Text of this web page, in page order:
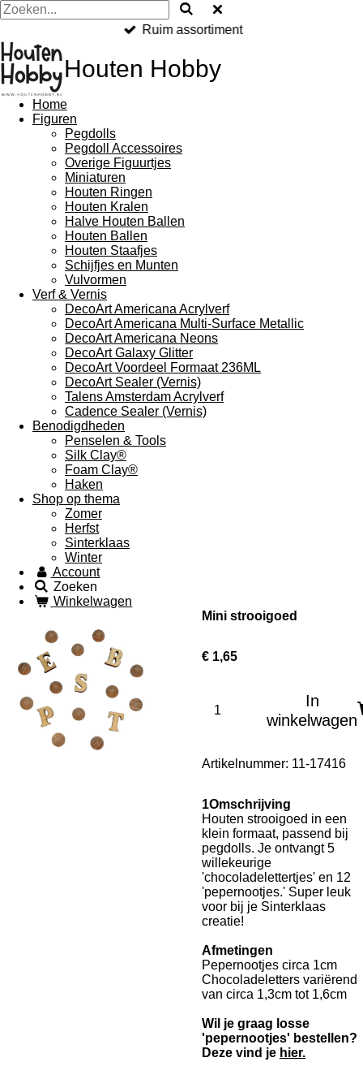
Ruim assortiment
Houten Hobby
Home
Figuren
Pegdolls
Pegdoll Accessoires
Overige Figuurtjes
Miniaturen
Houten Ringen
Houten Kralen
Halve Houten Ballen
Houten Ballen
Houten Staafjes
Schijfjes en Munten
Vulvormen
Verf & Vernis
DecoArt Americana Acrylverf
DecoArt Americana Multi-Surface Metallic
DecoArt Americana Neons
DecoArt Galaxy Glitter
DecoArt Voordeel Formaat 236ML
DecoArt Sealer (Vernis)
Talens Amsterdam Acrylverf
Cadence Sealer (Vernis)
Benodigdheden
Penselen & Tools
Silk Clay®
Foam Clay®
Haken
Shop op thema
Zomer
Herfst
Sinterklaas
Winter
Account
Zoeken
Winkelwagen
Mini strooigoed
€ 1,65
In
winkelwagen
Artikelnummer: 11-17416
1Omschrijving
Houten strooigoed in een
klein formaat, passend bij
pegdolls. Je ontvangt 5
willekeurige
'chocoladelettertjes' en 12
'pepernootjes.' Super leuk
voor bij je Sinterklaas
creatie!
Afmetingen
Pepernootjes circa 1cm
Chocoladeletters variërend
van circa 1,3cm tot 1,6cm
Wil je graag losse
'pepernootjes' bestellen?
Deze vind je hier.